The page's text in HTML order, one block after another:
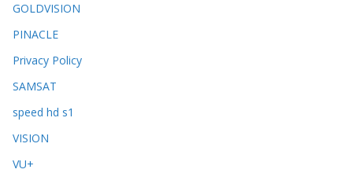
GOLDVISION
PINACLE
Privacy Policy
SAMSAT
speed hd s1
VISION
VU+